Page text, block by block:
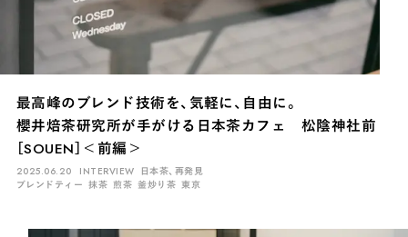
最高峰のブレンド技術を、気軽に、自由に。
櫻井焙茶研究所が手がける日本茶カフェ 松陰神社前
［SOUEN］＜前編＞
2025.06.20 INTERVIEW 日本茶、再発見
ブレンドティー 抹茶 煎茶 釜炒り茶 東京